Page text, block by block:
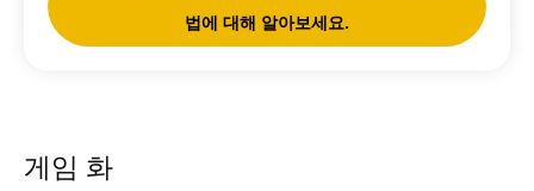
법에 대해 알아보세요.
게임 화